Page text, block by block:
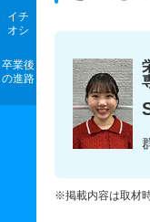
イチ
オシ
卒業後
の進路
※掲載内容は取材